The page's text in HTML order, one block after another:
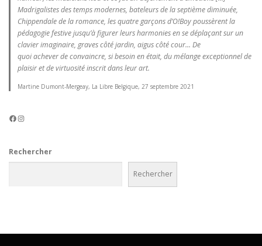
Madrigalistes des temps modernes, bateleurs de la septième diminuée,
Chippendale de la romance, les quatre garçons d’O!Boy poussèrent la
pédagogie festive jusqu’à figurer leurs harmonies en se déplaçant sur un
clavier imaginaire, graves côté jardin, aigus côté cour... De
quoi achever de convaincre, si besoin en était, du mélange exceptionnel de
plaisir et de virtuosité inscrit dans leur art.
Martine Dumont-Mergeay, La Libre Belgique, 27 septembre 2021
Facebook Instagram
Rechercher
Rechercher